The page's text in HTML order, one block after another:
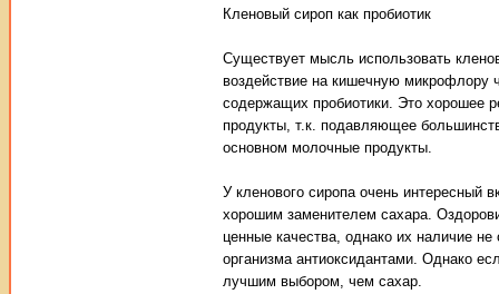
Кленовый сироп как пробиотик
Существует мысль использовать
воздействие на кишечную микрофлору
содержащих пробиотики. Это хорошее
продукты, т.к. подавляющее
основном молочные продукты.
У кленового сиропа очень интересный
хорошим заменителем сахара.
ценные качества, однако их наличие
организма антиоксидантами. Однако
лучшим выбором, чем сахар.